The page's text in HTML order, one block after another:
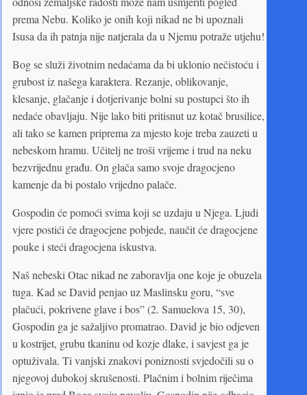
prema Nebu. Koliko je onih koji nikad ne bi upoznali
Isusa da ih patnja nije natjerala da u Njemu potraže utjehu!
Bog se služi životnim nedaćama da bi uklonio nečistoću i
grubost iz našega karaktera. Rezanje, oblikovanje,
klesanje, glačanje i dotjerivanje bolni su postupci što ih
nedaće obavljaju. Nije lako biti pritisnut uz kotač brusilice,
ali tako se kamen priprema za mjesto koje treba zauzeti u
nebeskom hramu. Učitelj ne troši vrijeme i trud na neku
bezvrijednu građu. On glača samo svoje dragocjeno
kamenje da bi postalo vrijedno palače.
Gospodin će pomoći svima koji se uzdaju u Njega. Ljudi
vjere postići će dragocjene pobjede, naučit će dragocjene
pouke i steći dragocjena iskustva.
Naš nebeski Otac nikad ne zaboravlja one koje je obuzela
tuga. Kad se David penjao uz Maslinsku goru, “sve
plačući, pokrivene glave i bos” (2. Samuelova 15, 30),
Gospodin ga je sažaljivo promatrao. David je bio odjeven
u kostrijet, grubu tkaninu od kozje dlake, i savjest ga je
optuživala. Ti vanjski znakovi poniznosti svjedočili su o
njegovoj dubokoj skrušenosti. Plačnim i bolnim riječima